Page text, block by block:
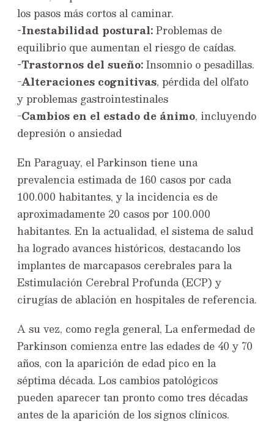
los pasos más cortos al caminar.
-Inestabilidad postural:Problemas de
equilibrio que aumentan el riesgo de caídas.
-Trastornos del sueño:Insomnio o pesadillas.
-Alteraciones cognitivas, pérdida del olfato
y problemas gastrointestinales
-Cambios en el estado de ánimo, incluyendo
depresión o ansiedad
En Paraguay, el Parkinson tiene una
prevalencia estimada de 160 casos por cada
100.000 habitantes, y la incidencia es de
aproximadamente 20 casos por 100.000
habitantes. En la actualidad, el sistema de salud
ha logrado avances históricos, destacando los
implantes de marcapasos cerebrales para la
Estimulación Cerebral Profunda (ECP) y
cirugías de ablación en hospitales de referencia.
A su vez, como regla general, La enfermedad de
Parkinson comienza entre las edades de 40 y 70
años, con la aparición de edad pico en la
séptima década. Los cambios patológicos
pueden aparecer tan pronto como tres décadas
antes de la aparición de los signos clínicos.